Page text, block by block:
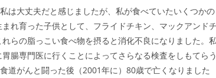
は大丈夫だと感じましたが、私が食べていたいくつかの
れ育った子供として、フライドチキン、マックアンドチ
らの脂っこい食べ物を摂ると消化不良になりました。
腸専門医に行くことによってさらなる検査をしもてらう
道がんと闘った後（2001年に）80歳で亡くなりました